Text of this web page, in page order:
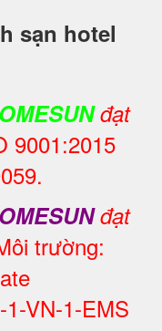
sạn hotel
đạt
9001:2015
đạt
trường:
VN-1-EMS